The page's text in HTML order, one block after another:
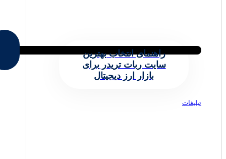
راهنمای انتخاب بهترین
سایت ربات تریدر برای
بازار ارز دیجیتال
تبلیغات